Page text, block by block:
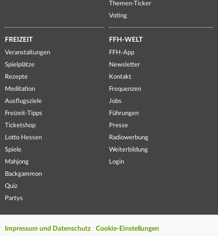
Themen-Ticker
Voting
FREIZEIT
Veranstaltungen
Spielplätze
Rezepte
Meditation
Ausflugsziele
Freizeit-Tipps
Ticketshop
Lotto Hessen
Spiele
Mahjong
Backgammon
Quiz
Partys
FFH-WELT
FFH-App
Newsletter
Kontakt
Frequenzen
Jobs
Führungen
Presse
Radiowerbung
Weiterbildung
Login
Impressum und Datenschutz Cookie-Einstellungen